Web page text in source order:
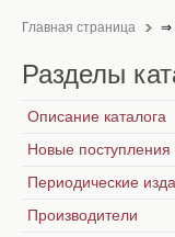
Главная страница ⇒
Разделы
Описание каталога
Новые поступления
Периодические
Производители